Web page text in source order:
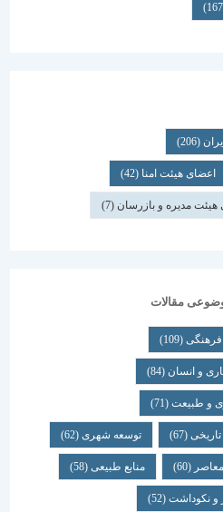
امنا(42)
و بازرسان(7)
(109)
(84)
(71)
توسعه شهری(62)
منابع طبیعی(58)
(52)